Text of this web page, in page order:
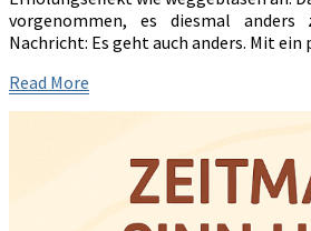
Arbeitsalltag
vorgenommen, es diesmal
Nachricht: Es geht auch anders. Mit
Read More